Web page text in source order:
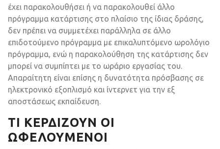
έχει παρακολουθήσει ή να παρακολουθεί άλλο
πρόγραμμα κατάρτισης στο πλαίσιο της ίδιας δράσης,
δεν πρέπει να συμμετέχει παράλληλα σε άλλο
επιδοτούμενο πρόγραμμα με επικαλυπτόμενο ωρολόγιο
πρόγραμμα, ενώ η παρακολούθηση της κατάρτισης δεν
μπορεί να συμπίπτει με το ωράριο εργασίας του.
Απαραίτητη είναι επίσης η δυνατότητα πρόσβασης σε
ηλεκτρονικό εξοπλισμό και ίντερνετ για την εξ
αποστάσεως εκπαίδευση.
ΤΙ ΚΕΡΔΊΖΟΥΝ ΟΙ
ΩΦΕΛΟΎΜΕΝΟΙ